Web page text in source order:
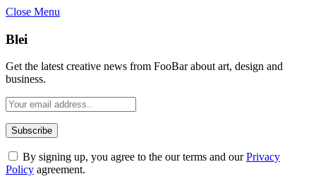
Close Menu
Blei
Get the latest creative news from FooBar about art, design and
business.
By signing up, you agree to the our terms and ourPrivacy
Policy agreement.